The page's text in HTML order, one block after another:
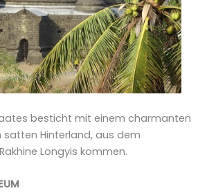
besticht mit einem charmanten
satten Hinterland, aus dem
Longyis kommen.